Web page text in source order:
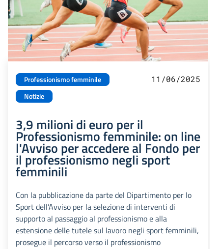
Professionismo femminile
Notizie
11/06/2025
3,9 milioni di euro per il
Professionismo femminile: on line
l'Avviso per accedere al Fondo per
il professionismo negli sport
femminili
Con la pubblicazione da parte del Dipartimento per lo
Sport dell’Avviso per la selezione di interventi di
supporto al passaggio al professionismo e alla
estensione delle tutele sul lavoro negli sport femminili,
prosegue il percorso verso il professionismo